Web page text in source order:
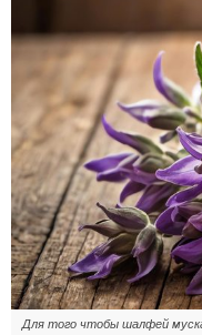
Для того чтобы шалфей